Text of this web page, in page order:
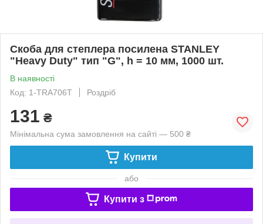
Скоба для степлера посилена STANLEY
"Heavy Duty" тип "G", h = 10 мм, 1000 шт.
В наявності
Код: 1-TRA706T
Роздріб
131 ₴
Мінімальна сума замовлення на сайті — 500 ₴
Купити
або
Купити з